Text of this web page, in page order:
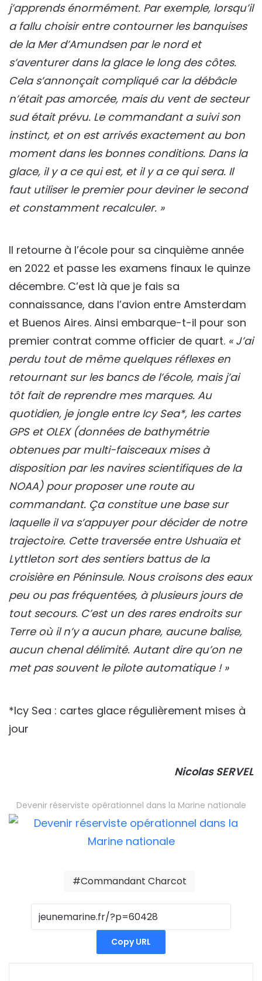
j’apprends énormément. Par exemple, lorsqu’il
a fallu choisir entre contourner les banquises
de la Mer d’Amundsen par le nord et
s’aventurer dans la glace le long des côtes.
Cela s’annonçait compliqué car la débâcle
n’était pas amorcée, mais du vent de secteur
sud était prévu. Le commandant a suivi son
instinct, et on est arrivés exactement au bon
moment dans les bonnes conditions. Dans la
glace, il y a ce qui est, et il y a ce qui sera. Il
faut utiliser le premier pour deviner le second
et constamment recalculer. »
Il retourne à l’école pour sa cinquième année
en 2022 et passe les examens finaux le quinze
décembre. C’est là que je fais sa
connaissance, dans l’avion entre Amsterdam
et Buenos Aires. Ainsi embarque-t-il pour son
premier contrat comme officier de quart. « J’ai
perdu tout de même quelques réflexes en
retournant sur les bancs de l’école, mais j’ai
tôt fait de reprendre mes marques. Au
quotidien, je jongle entre Icy Sea*, les cartes
GPS et OLEX (données de bathymétrie
obtenues par multi-faisceaux mises à
disposition par les navires scientifiques de la
NOAA) pour proposer une route au
commandant. Ça constitue une base sur
laquelle il va s’appuyer pour décider de notre
trajectoire. Cette traversée entre Ushuaïa et
Lyttleton sort des sentiers battus de la
croisière en Péninsule. Nous croisons des eaux
peu ou pas fréquentées, à plusieurs jours de
tout secours. C’est un des rares endroits sur
Terre où il n’y a aucun phare, aucune balise,
aucun chenal délimité. Autant dire qu’on ne
met pas souvent le pilote automatique ! »
*Icy Sea : cartes glace régulièrement mises à
jour
Nicolas SERVEL
Devenir réserviste opérationnel dans la Marine nationale
Commandant Charcot
Copy URL